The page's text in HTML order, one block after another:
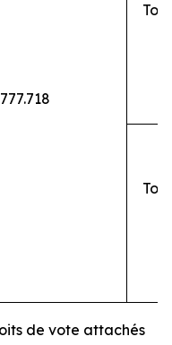
de vote attachés